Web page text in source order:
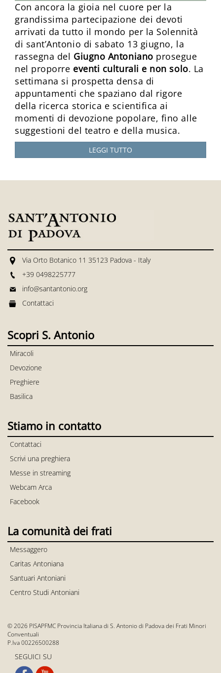
Con ancora la gioia nel cuore per la
grandissima partecipazione dei devoti
arrivati da tutto il mondo per la Solennità
di sant’Antonio di sabato 13 giugno, la
rassegna del Giugno Antoniano prosegue
nel proporre eventi culturali e non solo. La
settimana si prospetta densa di
appuntamenti che spaziano dal rigore
della ricerca storica e scientifica ai
momenti di devozione popolare, fino alle
suggestioni del teatro e della musica.
LEGGI TUTTO
Via Orto Botanico 11 35123 Padova - Italy
+39 0498225777
info@santantonio.org
Contattaci
Scopri S. Antonio
Miracoli
Devozione
Preghiere
Basilica
Stiamo in contatto
Contattaci
Scrivi una preghiera
Messe in streaming
Webcam Arca
Facebook
La comunità dei frati
Messaggero
Caritas Antoniana
Santuari Antoniani
Centro Studi Antoniani
© 2026 PISAPFMC Provincia Italiana di S. Antonio di Padova dei Frati Minori
Conventuali
P.Iva 00226500288
SEGUICI SU